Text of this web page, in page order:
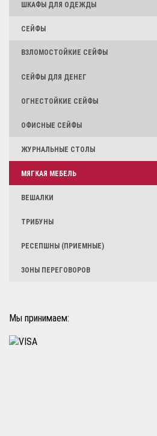
ШКАФЫ ДЛЯ ОДЕЖДЫ
СЕЙФЫ
ВЗЛОМОСТОЙКИЕ СЕЙФЫ
СЕЙФЫ ДЛЯ ДЕНЕГ
ОГНЕСТОЙКИЕ СЕЙФЫ
ОФИСНЫЕ СЕЙФЫ
ЖУРНАЛЬНЫЕ СТОЛЫ
МЯГКАЯ МЕБЕЛЬ
ВЕШАЛКИ
ТРИБУНЫ
РЕСЕПШНЫ (ПРИЕМНЫЕ)
ЗОНЫ ПЕРЕГОВОРОВ
Мы принимаем: